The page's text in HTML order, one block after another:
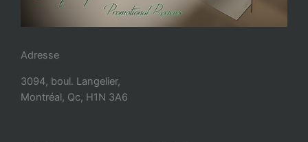
Adresse
3094, boul. Langelier,
Montréal, Qc, H1N 3A6